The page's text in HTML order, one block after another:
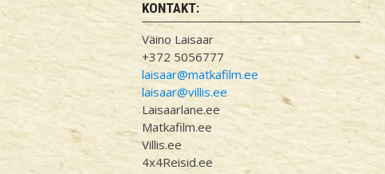
KONTAKT:
Väino Laisaar
+372 5056777
laisaar@matkafilm.ee
laisaar@villis.ee
Laisaarlane.ee
Matkafilm.ee
Villis.ee
4x4Reisid.ee